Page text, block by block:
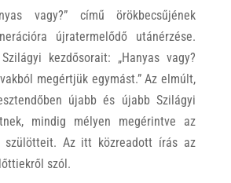
vagy?” című örökbecsűjének
újratermelődő utánérzése.
kezdősorait: „Hanyas vagy?
megértjük egymást.” Az elmúlt,
újabb és újabb Szilágyi
mindig mélyen megérintve az
szülötteit. Az itt közreadott írás az
szól.